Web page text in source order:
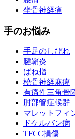
坐骨神経痛
手のお悩み
手足のしびれ
腱鞘炎
ばね指
橈骨神経麻痺
有痛性三角骨
肘部管症候群
マレットフィ
ドケルバン病
TFCC損傷